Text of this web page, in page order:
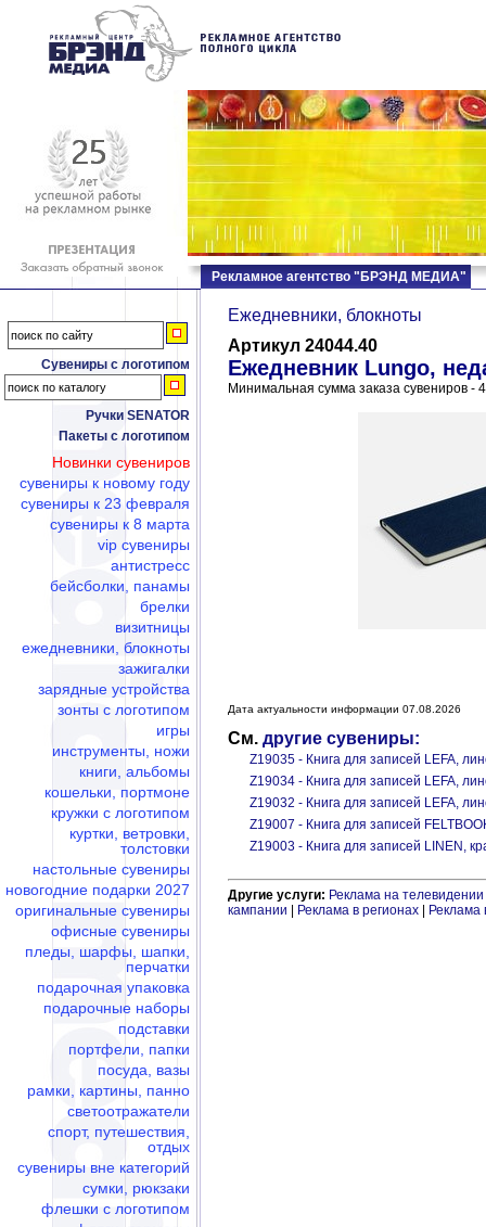
Сувениры с логотипом
Ручки SENATOR
Пакеты с логотипом
Новинки сувениров
сувениры к новому году
сувениры к 23 февраля
сувениры к 8 марта
vip сувениры
антистресс
бейсболки, панамы
брелки
визитницы
ежедневники, блокноты
зажигалки
зарядные устройства
зонты с логотипом
игры
инструменты, ножи
книги, альбомы
кошельки, портмоне
кружки с логотипом
куртки, ветровки,
толстовки
настольные сувениры
новогодние подарки 2027
оригинальные сувениры
офисные сувениры
пледы, шарфы, шапки,
перчатки
подарочная упаковка
подарочные наборы
подставки
портфели, папки
посуда, вазы
рамки, картины, панно
светоотражатели
спорт, путешествия,
отдых
сувениры вне категорий
сумки, рюкзаки
флешки c логотипом
Рекламное агентство "БРЭНД МЕДИА"
Ежедневники, блокноты
Артикул 24044.40
Ежедневник Lungo,
Минимальная сумма заказа сувениров -
Дата актуальности информации 07.08.2026
См. другие сувениры:
Z19035 - Книга для записей LEFA,
Z19034 - Книга для записей LEFA,
Z19032 - Книга для записей LEFA,
Z19007 - Книга для записей
Z19003 - Книга для записей LINEN,
Другие услуги: Реклама на телевидении
кампании
Реклама в регионах Реклама